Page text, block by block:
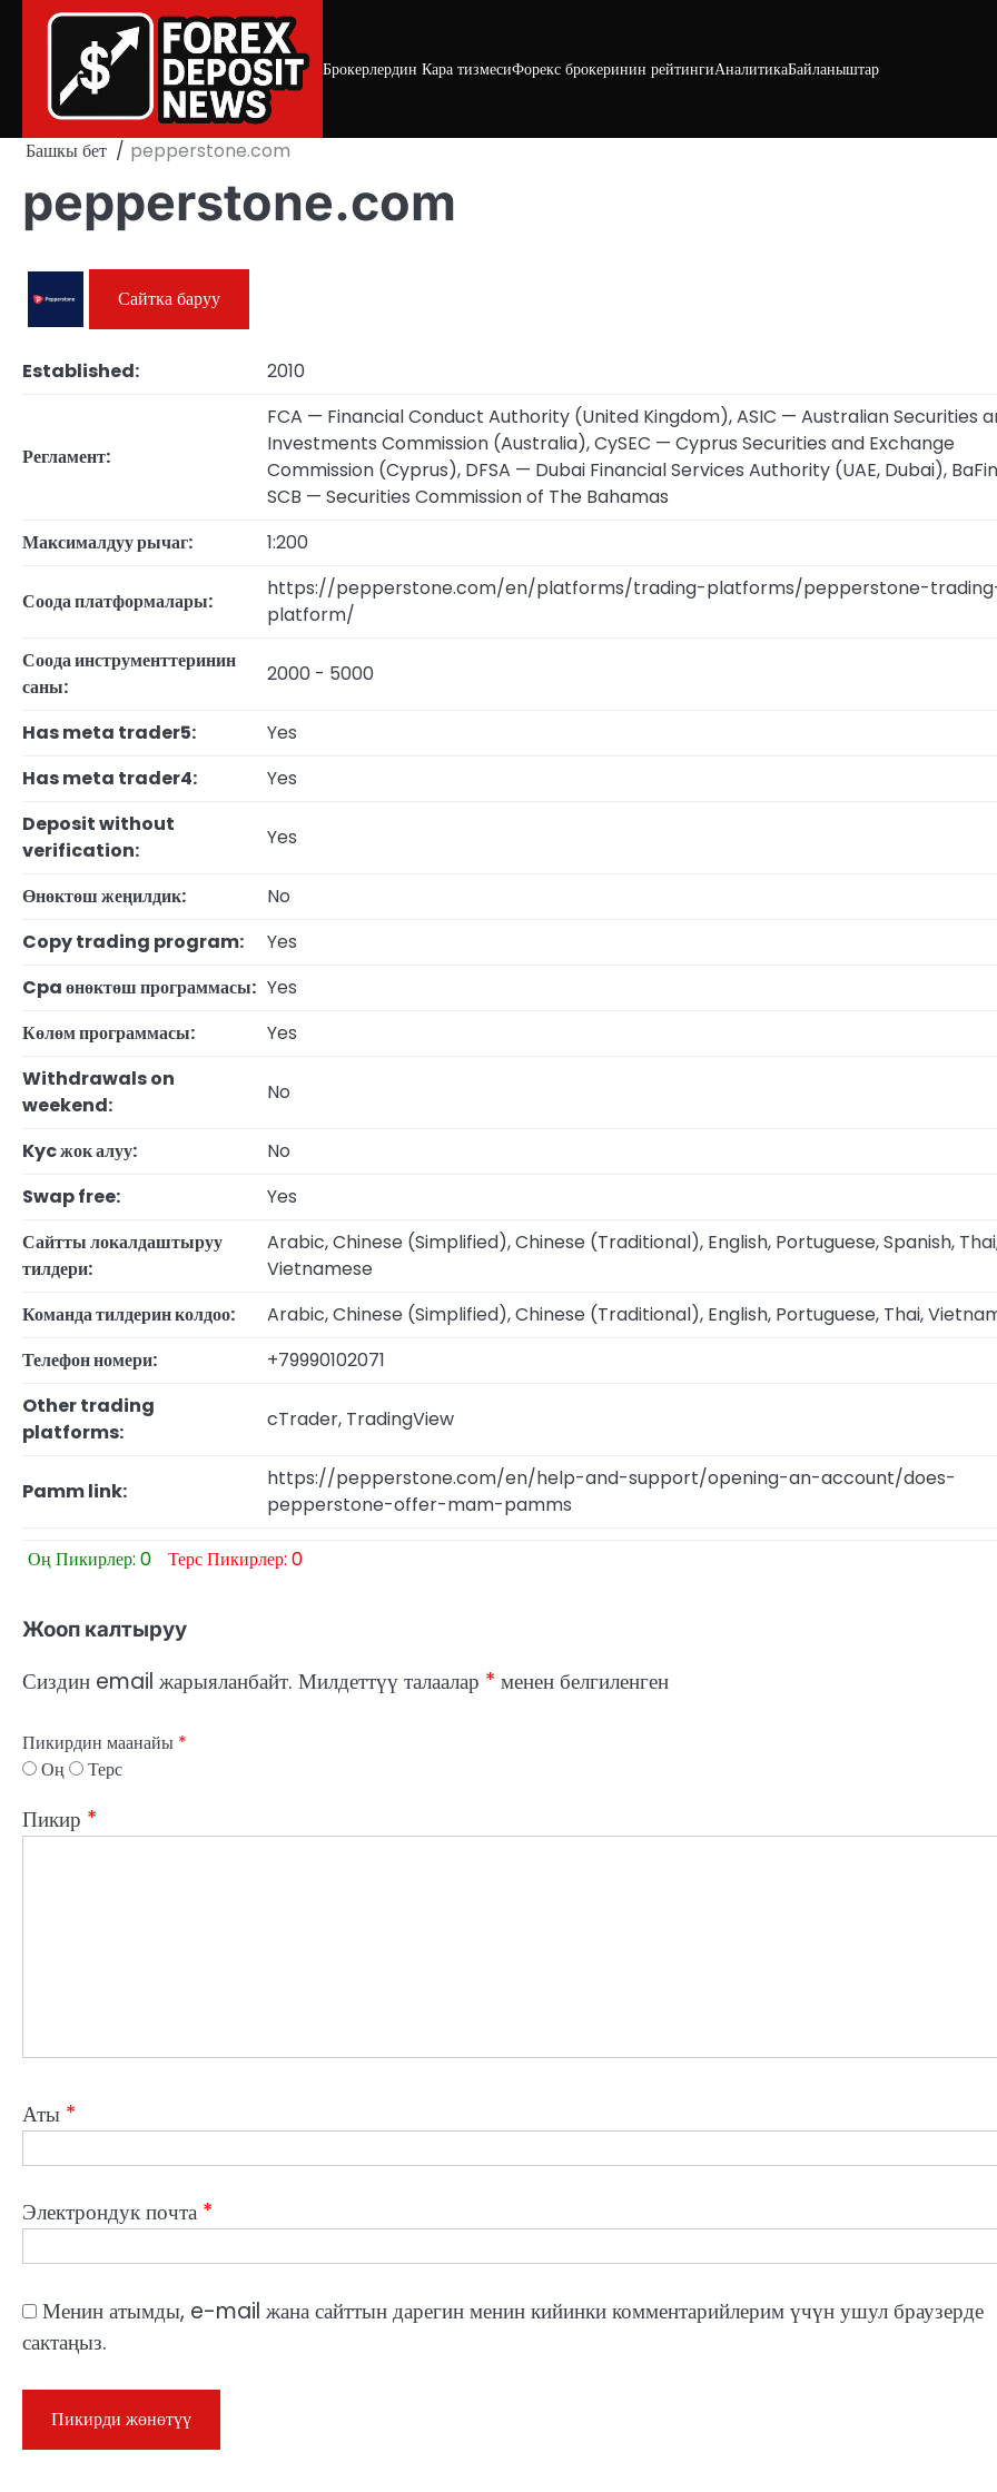
Брокерлердин Кара тизмесиФорекс брокеринин рейтингиАналитикаБайланыштар
Башкы бет pepperstone.com
pepperstone.com
Сайтка баруу
Established: 2010
Регламент:
FCA — Financial Conduct Authority (United Kingdom), ASIC — Australian Securities
Investments Commission (Australia), CySEC — Cyprus Securities and Exchange
Commission (Cyprus), DFSA — Dubai Financial Services Authority (UAE, Dubai),
SCB — Securities Commission of The Bahamas
Максималдуу рычаг:
1:200
Соода платформалары:
https://pepperstone.com/en/platforms/trading-platforms/pepperstone-
platform/
Соода инструменттеринин
саны:
2000 - 5000
Has meta trader5:
Yes
Has meta trader4:
Yes
Deposit without
verification:
Yes
Өнөктөш жеңилдик:
No
Copy trading program:
Yes
Cpa өнөктөш программасы: Yes
Көлөм программасы:
Yes
Withdrawals on
weekend:
No
Kyc жок алуу:
No
Swap free:
Yes
Сайтты локалдаштыруу
тилдери:
Arabic, Chinese (Simplified), Chinese (Traditional), English, Portuguese, Spanish,
Vietnamese
Команда тилдерин колдоо:
Arabic, Chinese (Simplified), Chinese (Traditional), English, Portuguese, Thai,
Телефон номери:
+79990102071
Other trading
platforms:
cTrader, TradingView
Pamm link:
https://pepperstone.com/en/help-and-support/opening-an-account/does-
pepperstone-offer-mam-pamms
Оң Пикирлер: 0 Терс Пикирлер: 0
Жооп калтыруу
Сиздин email жарыяланбайт. Милдеттүү талаалар * менен белгиленген
Пикирдин маанайы *
Оң
Терс
Пикир *
Аты *
Электрондук почта *
Менин атымды, e-mail жана сайттын дарегин менин кийинки комментарийлерим үчүн ушул браузерде
сактаңыз.